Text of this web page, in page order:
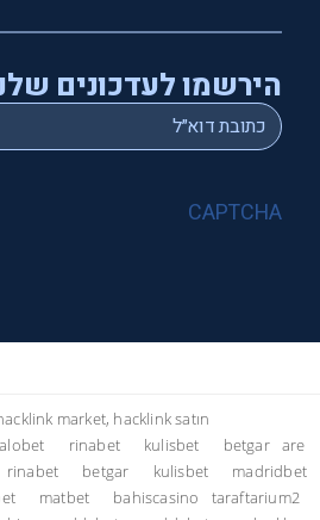
הירשמו לעדכונים
Email
*
CAPTCHA
market, hacklink satın
alobet rinabet kulisbet betgar
are
rinabet betgar kulisbet
madridbet
matbet bahiscasino
taraftarium2